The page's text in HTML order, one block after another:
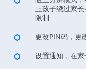
止孩子绕过家
限制
更改PIN码，更
设置通知，在